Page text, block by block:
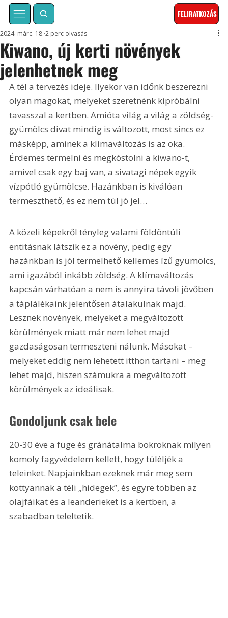
FELIRATKOZÁS
Kiwano, új kerti növények
jelenhetnek meg
2024. márc. 18. 2 perc olvasás
A tél a tervezés ideje. Ilyekor van időnk beszerezni
olyan magokat, melyeket szeretnénk kipróbálni
tavasszal a kertben. Amióta világ a világ a zöldség-
gyümölcs divat mindig is változott, most sincs ez
másképp, aminek a klímaváltozás is az oka.
Érdemes termelni és megkóstolni a kiwano-t,
amivel csak egy baj van, a sivatagi népek egyik
vízpótló gyümölcse. Hazánkban is kiválóan
termeszthető, és ez nem túl jó jel…
A közeli képekről tényleg valami földöntúli
entitásnak látszik ez a növény, pedig egy
hazánkban is jól termelhető kellemes ízű gyümölcs,
ami igazából inkább zöldség. A klímaváltozás
kapcsán várhatóan a nem is annyira távoli jövőben
a táplálékaink jelentősen átalakulnak majd.
Lesznek növények, melyeket a megváltozott
körülmények miatt már nem lehet majd
gazdaságosan termeszteni nálunk. Másokat –
melyeket eddig nem lehetett itthon tartani – meg
lehet majd, hiszen számukra a megváltozott
körülmények az ideálisak.
Gondoljunk csak bele
20-30 éve a füge és gránátalma bokroknak milyen
komoly fagyvédelem kellett, hogy túléljék a
teleinket. Napjainkban ezeknek már meg sem
kottyannak a téli „hidegek”, és egyre többen az
olajfáikat és a leanderieket is a kertben, a
szabadban teleltetik.